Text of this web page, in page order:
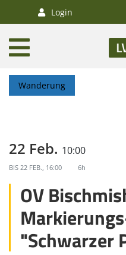
Login
AKTUELLES
Aktivitätenkalender
Veranstaltungen
GESUNDHEIT
Gesundheitswandern
Wanderabzeichen
NATUR
Wanderung
22 Feb. 10:00
BIS 22 FEB., 16:00 6h
OV
"Schwarzer